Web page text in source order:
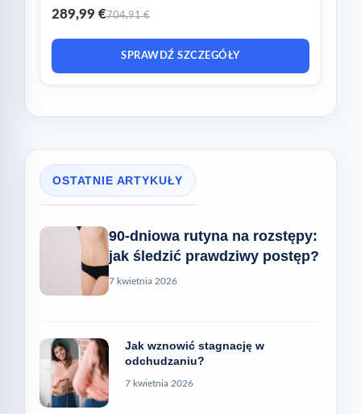
289,99 €704,91 €
SPRAWDŹ SZCZEGÓŁY
OSTATNIE ARTYKUŁY
90-dniowa rutyna na rozstępy:
jak śledzić prawdziwy postęp?
7 kwietnia 2026
Jak wznowić stagnację w
odchudzaniu?
7 kwietnia 2026